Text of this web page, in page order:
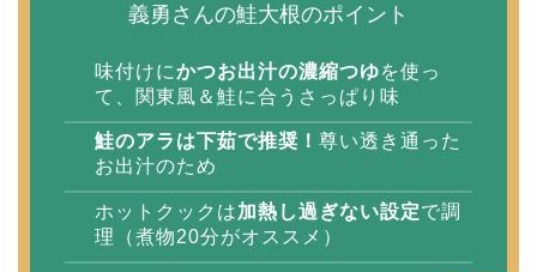
義勇さんの鮭大根のポイント
味付けにかつお出汁の濃縮つゆを使っ
て、関東風＆鮭に合うさっぱり味
鮭のアラは下茹で推奨！ 尊い透き通った
お出汁のため
ホットクックは加熱し過ぎない設定で調
理（煮物20分がオススメ）